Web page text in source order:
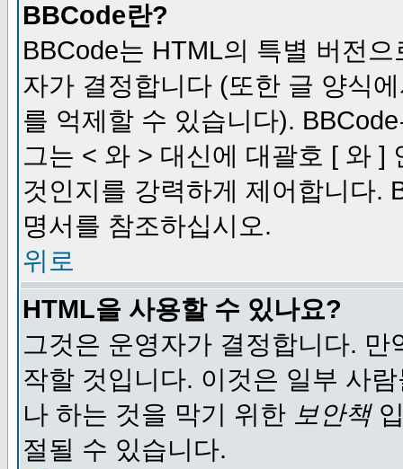
BBCode란?
BBCode는 HTML의 특별 버전
자가 결정합니다 (또한 글 양식
를 억제할 수 있습니다).
그는 < 와 > 대신에 대괄호 [ 와 ]
것인지를 강력하게 제어합니다.
명서를 참조하십시오.
위로
HTML을 사용할 수 있나요?
그것은 운영자가 결정합니다.
작할 것입니다. 이것은 일부 사
나 하는 것을 막기 위한 보안책
절될 수 있습니다.